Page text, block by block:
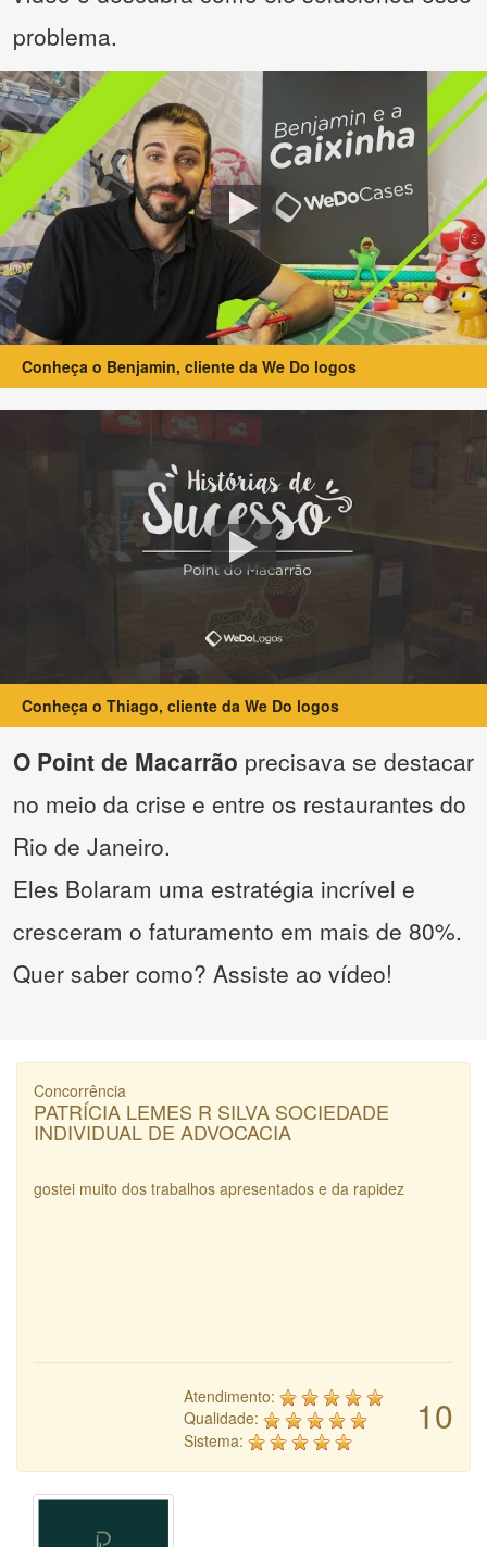
problema.
Conheça o Benjamin, cliente da We Do logos
Conheça o Thiago, cliente da We Do logos
O Point de Macarrão precisava se destacar
no meio da crise e entre os restaurantes do
Rio de Janeiro.
Eles Bolaram uma estratégia incrível e
cresceram o faturamento em mais de 80%.
Quer saber como? Assiste ao vídeo!
Concorrência
PATRÍCIA LEMES R SILVA SOCIEDADE
INDIVIDUAL DE ADVOCACIA
gostei muito dos trabalhos apresentados e da rapidez
10
Atendimento:
Qualidade:
Sistema: